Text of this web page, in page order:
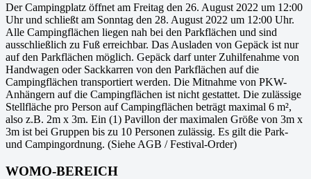
Der Campingplatz öffnet am Freitag den 26. August 2022 um 12:00
Uhr und schließt am Sonntag den 28. August 2022 um 12:00 Uhr.
Alle Campingflächen liegen nah bei den Parkflächen und sind
ausschließlich zu Fuß erreichbar. Das Ausladen von Gepäck ist nur
auf den Parkflächen möglich. Gepäck darf unter Zuhilfenahme von
Handwagen oder Sackkarren von den Parkflächen auf die
Campingflächen transportiert werden. Die Mitnahme von PKW-
Anhängern auf die Campingflächen ist nicht gestattet. Die zulässige
Stellfläche pro Person auf Campingflächen beträgt maximal 6 m²,
also z.B. 2m x 3m. Ein (1) Pavillon der maximalen Größe von 3m x
3m ist bei Gruppen bis zu 10 Personen zulässig. Es gilt die Park-
und Campingordnung. (Siehe AGB / Festival-Order)
WOMO-BEREICH